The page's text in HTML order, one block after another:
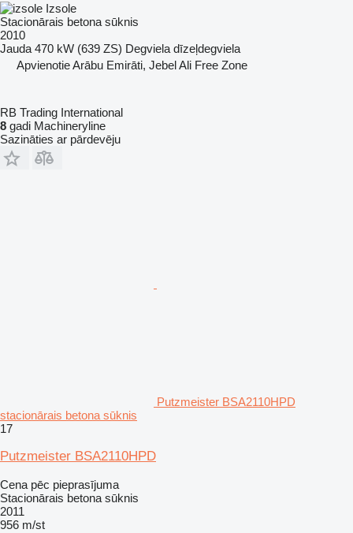
Izsole
Stacionārais betona sūknis
2010
Jauda 470 kW (639 ZS) Degviela dīzeļdegviela
Apvienotie Arābu Emirāti, Jebel Ali Free Zone
RB Trading International
8 gadi Machineryline
Sazināties ar pārdevēju
Putzmeister BSA2110HPD
stacionārais betona sūknis
17
Putzmeister BSA2110HPD
Cena pēc pieprasījuma
Stacionārais betona sūknis
2011
956 m/st